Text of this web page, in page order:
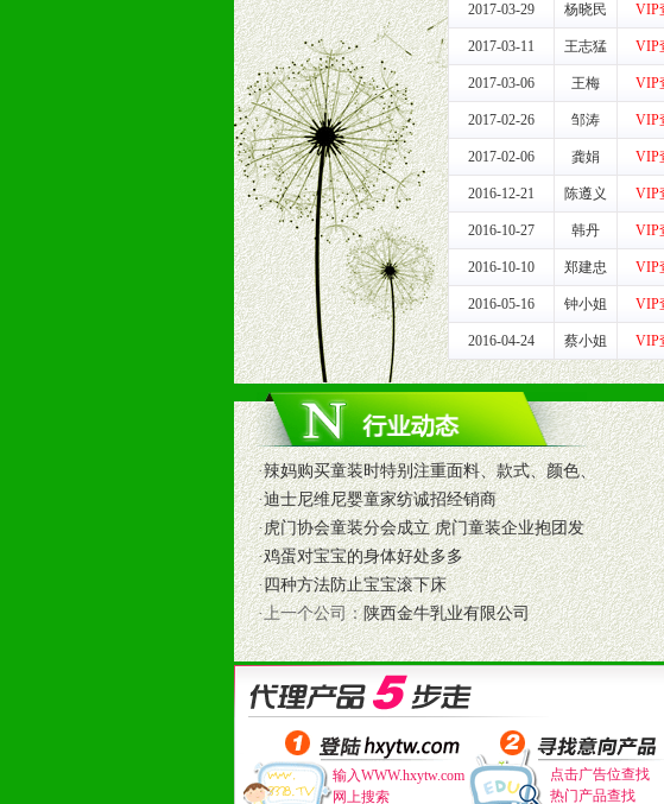
5、确保经销商相应区域内的独家垄断性经营权益。
6、实施经营管理支持，根据经销商销售情况派人员驻地
7、严格控制价格的波动，并给予相应的政策，充分保
8、提供合理的退换货保障制度，保证经销商合作零风
9、及时有力的推出各种终端促销活动来帮助经销商启
拉宝、海报、试用装等）
10、提供信息支持，使经销商商融入公司经营中，充
11、提供方便、快捷、灵活、安全、高效和准确的后勤
12、不断寻求国际前缘产品，完善母婴、儿童产品品
和终端客户提供更好的支持和服务。
十二、加盟方法
1、通过电话、邮件、网上留言等方式与我公司相关负
2、与我公司相关人员取得联系之后需详细阅读公司有
3、加盟者也可到我公司实地考察，合作洽谈。
2017-03-29 杨晓民 VIP
2017-03-11 王志猛 VIP
2017-03-06 王梅 VIP
2017-02-26 邹涛 VIP
2017-02-06 龚娟 VIP
2016-12-21 陈遵义 VIP
2016-10-27 韩丹 VIP
2016-10-10 郑建忠 VIP
2016-05-16 钟小姐 VIP
2016-04-24 蔡小姐 VIP
·辣妈购买童装时特别注重面料、款式、颜色、
·迪士尼维尼婴童家纺诚招经销商
·虎门协会童装分会成立 虎门童装企业抱团发
·鸡蛋对宝宝的身体好处多多
·四种方法防止宝宝滚下床
·上一个公司：陕西金牛乳业有限公司
输入WWW.hxytw.com
网上搜索
点击广告位查找
热门产品查找